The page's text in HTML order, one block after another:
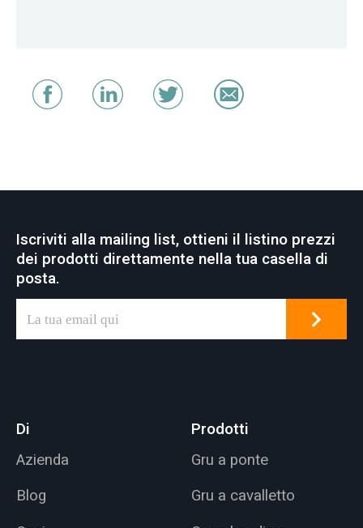
Iscriviti alla mailing list, ottieni il listino prezzi
dei prodotti direttamente nella tua casella di
posta.
Di
Azienda
Blog
Prodotti
Gru a ponte
Gru a cavalletto